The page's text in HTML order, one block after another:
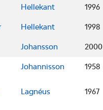
Hellekant 1996
Hellekant 1998
Johansson 2000
Johannisson 1958
Lagnéus 1967